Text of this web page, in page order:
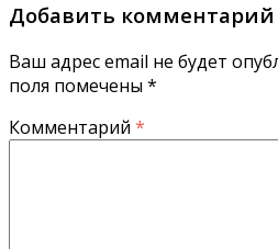
Добавить комментарий
Ваш адрес email не будет
поля помечены *
Комментарий *